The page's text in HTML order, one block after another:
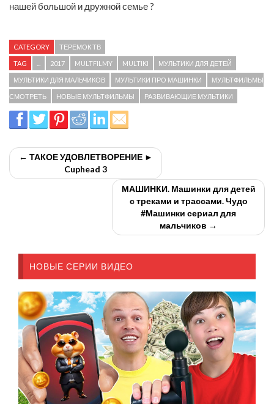
нашей большой и дружной семье ?
CATEGORY ТЕРЕМОК ТВ
TAG 2017 MULTFILMY MULTIKI МУЛЬТИКИ ДЛЯ ДЕТЕЙ
МУЛЬТИКИ ДЛЯ МАЛЬЧИКОВ МУЛЬТИКИ ПРО МАШИНКИ МУЛЬТФИЛЬМЫ
СМОТРЕТЬ НОВЫЕ МУЛЬТФИЛЬМЫ РАЗВИВАЮЩИЕ МУЛЬТИКИ
← ТАКОЕ УДОВЛЕТВОРЕНИЕ ►
Cuphead 3
МАШИНКИ. Машинки для детей
с треками и трассами. Чудо
#Машинки сериал для
мальчиков →
НОВЫЕ СЕРИИ ВИДЕО